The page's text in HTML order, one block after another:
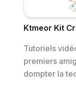
Ktmeor Kit
Tutoriels
premiers
dompter la